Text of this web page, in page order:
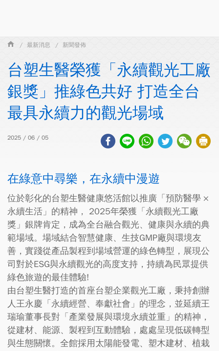
最新消息 新聞發佈
台塑生醫榮獲「永續觀光工廠
銀獎」推綠色共好 打造全台
最具永續力的觀光場域
2025 / 06 / 05
在綠意中尋樂，在永續中漫遊
位於彰化的台塑生醫健康悠活館以推廣「預防醫學 ×
永續生活」的精神， 2025年榮獲「永續觀光工廠
獎」銀牌肯定，成為全台融合觀光、健康與永續的典
範場域。場域結合智慧健康、生技GMP廠與環境友
善，實踐從產品製程到場域營運的綠色轉型，展現公
司對於ESG與永續觀光的高度支持，持續為民眾提供
綠色旅遊的最佳體驗!
由台塑生醫打造的首座台塑企業觀光工廠，秉持創辦
人王永慶「永續經營、奉獻社會」的理念，並延續王
瑞瑜董事長對「產業發展與環境永續並重」的精神，
從建材、能源、製程到互動體驗，處處呈現低碳轉型
與生態關懷。全館採用太陽能發電、塑木建材、植栽